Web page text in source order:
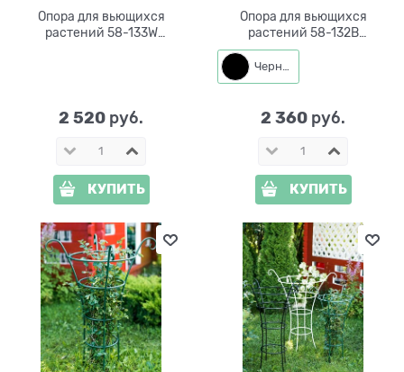
Опора для вьющихся
растений 58-133W
2 520 руб.
КУПИТЬ
Опора для вьющихся
растений 58-132B
металлическая круглая
h=100 см
Черный
2 360 руб.
КУПИТЬ